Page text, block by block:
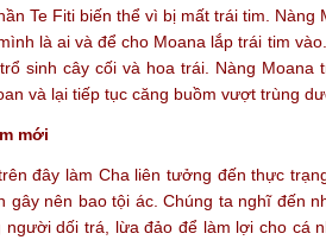
Te Fiti biến thể vì bị mất trái tim.
là ai và để cho Moana lắp trái tim
sinh cây cối và hoa trái. Nàng
và lại tiếp tục căng buồm vượt trùng
mới
đây làm Cha liên tưởng đến thực
gây nên bao tội ác. Chúng ta nghĩ đến
dối trá, lừa đảo để làm lợi cho cá